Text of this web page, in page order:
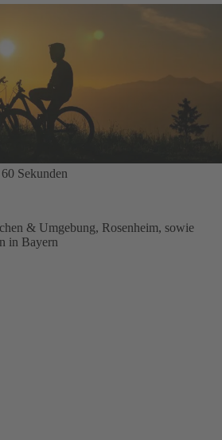
Sekunden
& Umgebung, Rosenheim, sowie
in Bayern